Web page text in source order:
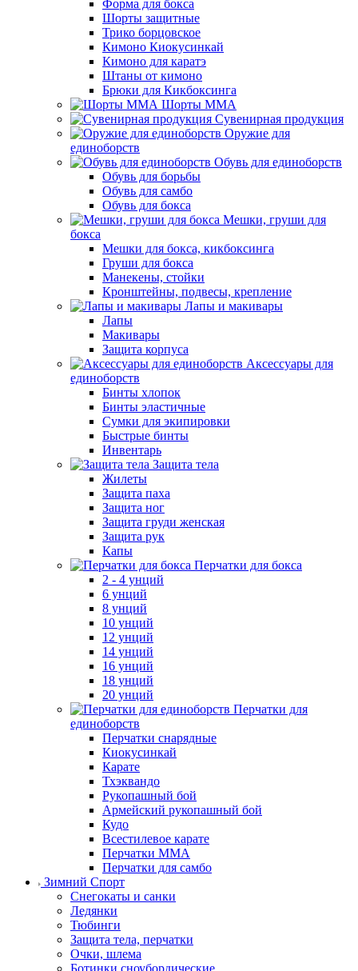
Форма для бокса
Шорты защитные
Трико борцовское
Кимоно Киокусинкай
Кимоно для каратэ
Штаны от кимоно
Брюки для Кикбоксинга
Шорты ММА
Сувенирная продукция
Оружие для
единоборств
Обувь для единоборств
Обувь для борьбы
Обувь для самбо
Обувь для бокса
Мешки, груши для
бокса
Мешки для бокса, кикбоксинга
Груши для бокса
Манекены, стойки
Кронштейны, подвесы, крепление
Лапы и макивары
Лапы
Макивары
Защита корпуса
Аксессуары для
единоборств
Бинты хлопок
Бинты эластичные
Сумки для экипировки
Быстрые бинты
Инвентарь
Защита тела
Жилеты
Защита паха
Защита ног
Защита груди женская
Защита рук
Капы
Перчатки для бокса
2 - 4 унций
6 унций
8 унций
10 унций
12 унций
14 унций
16 унций
18 унций
20 унций
Перчатки для
единоборств
Перчатки снарядные
Киокусинкай
Карате
Тхэквандо
Рукопашный бой
Армейский рукопашный бой
Кудо
Всестилевое карате
Перчатки MMA
Перчатки для самбо
Зимний Спорт
Снегокаты и санки
Ледянки
Тюбинги
Защита тела, перчатки
Очки, шлема
Ботинки сноубордические